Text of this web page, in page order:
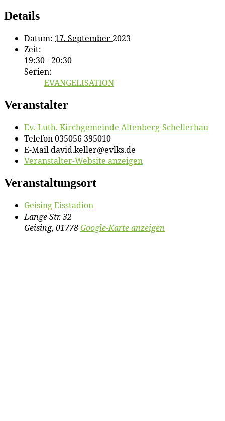
Details
Datum: 17. September 2023
Zeit:
19:30 - 20:30
Serien:
EVANGELISATION
Veranstalter
Ev.-Luth. Kirch­ge­mein­de Altenberg-Schellerhau
Telefon035056 395010
E-Maildavid.keller@evlks.de
Veranstalter-Website anzeigen
Veranstaltungsort
Gei­sing Eisstadion
Lange Str. 32
Geising, 01778Google-Karte anzeigen